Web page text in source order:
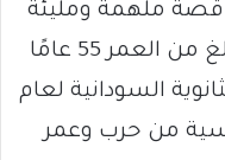
قصة ملهمة ومليئة
بالإصرار، نجح شيخ سوداني يبلغ من العمر 55 عامًا
السودانية لعام
من حرب وعمر